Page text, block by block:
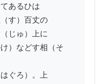
あるひは
す）百丈の
じゅ）上に
）などす相（そ
ぐろ）。上